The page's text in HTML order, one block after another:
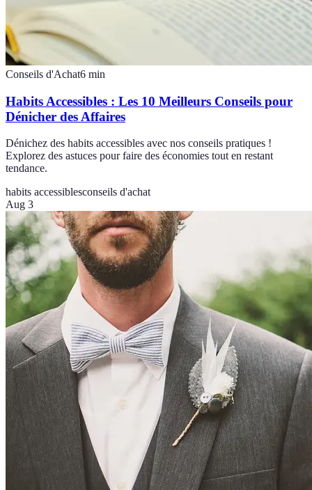
Conseils d'Achat6 min
Habits Accessibles : Les 10 Meilleurs Conseils pour
Dénicher des Affaires
Dénichez des habits accessibles avec nos conseils pratiques !
Explorez des astuces pour faire des économies tout en restant
tendance.
habits accessiblesconseils d'achat
Aug 3